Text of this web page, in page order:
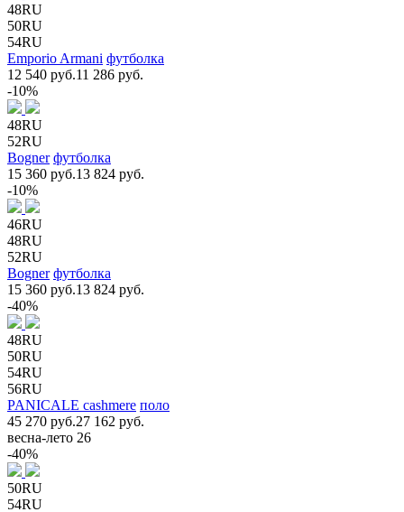
48RU
50RU
54RU
Emporio Armani футболка
12 540 руб.11 286 руб.
-10%
48RU
52RU
Bogner футболка
15 360 руб.13 824 руб.
-10%
46RU
48RU
52RU
Bogner футболка
15 360 руб.13 824 руб.
-40%
48RU
50RU
54RU
56RU
PANICALE cashmere поло
45 270 руб.27 162 руб.
весна-лето 26
-40%
50RU
54RU